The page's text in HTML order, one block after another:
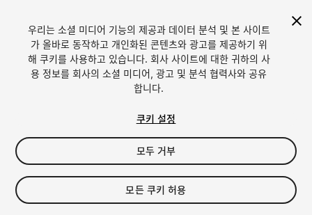
1/7
$4.99
세금/부가세는 결제 시 반영됩니다.
우리는 소셜 미디어 기능의 제공과 데이터 분석 및 본 사이트
가 올바로 동작하고 개인화된 콘텐츠와 광고를 제공하기 위
해 쿠키를 사용하고 있습니다. 회사 사이트에 대한 귀하의 사
용 정보를 회사의 소셜 미디어, 광고 및 분석 협력사와 공유
합니다.
쿠키 설정
모두 거부
모든 쿠키 허용